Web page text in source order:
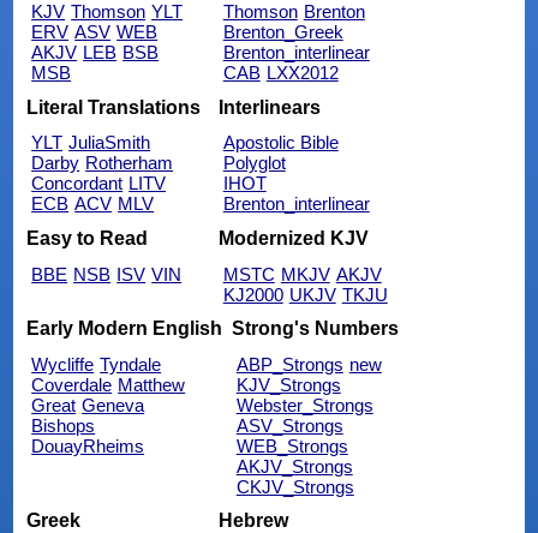
KJV Thomson YLT
ERV ASV WEB
AKJV LEB BSB
MSB
Thomson Brenton
Brenton_Greek
Brenton_interlinear
CAB LXX2012
Literal Translations
YLT JuliaSmith
Darby Rotherham
Concordant LITV
ECB ACV MLV
Interlinears
Apostolic Bible
Polyglot
IHOT
Brenton_interlinear
Easy to Read
BBE NSB ISV VIN
Modernized KJV
MSTC MKJV AKJV
KJ2000 UKJV TKJU
Early Modern English
Wycliffe Tyndale
Coverdale Matthew
Great Geneva
Bishops
DouayRheims
Strong's Numbers
ABP_Strongs new
KJV_Strongs
Webster_Strongs
ASV_Strongs
WEB_Strongs
AKJV_Strongs
CKJV_Strongs
Greek
Hebrew